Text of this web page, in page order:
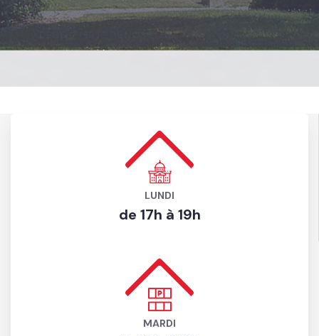
Bienvenue à Loisy-sur-Marne
LUNDI
de 17h à 19h
MARDI